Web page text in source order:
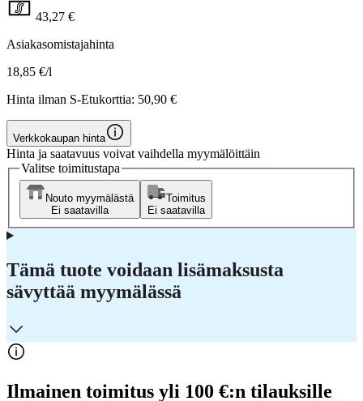
43,27 €
Asiakasomistajahinta
18,85 €/l
Hinta ilman S-Etukorttia: 50,90 €
Verkkokaupan hinta
Hinta ja saatavuus voivat vaihdella myymälöittäin
Valitse toimitustapa
Nouto myymälästä
Ei saatavilla
Toimitus
Ei saatavilla
Tämä tuote voidaan lisämaksusta
sävyttää myymälässä
Ilmainen toimitus yli 100 €:n tilauksille